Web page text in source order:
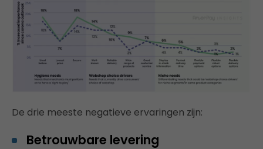
De drie meeste negatieve ervaringen zijn:
Betrouwbare levering